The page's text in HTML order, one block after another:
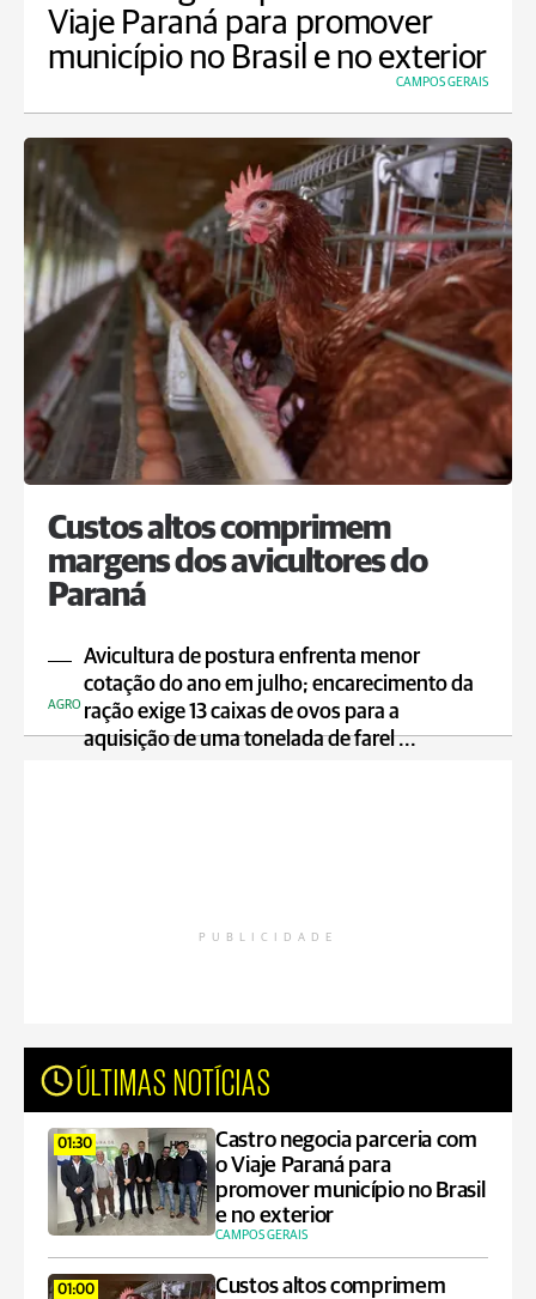
Viaje Paraná para promover
município no Brasil e no exterior
CAMPOS GERAIS
Custos altos comprimem
margens dos avicultores do
Paraná
Avicultura de postura enfrenta menor
cotação do ano em julho; encarecimento da
ração exige 13 caixas de ovos para a
aquisição de uma tonelada de farel ...
AGRO
PUBLICIDADE
ÚLTIMAS NOTÍCIAS
01:30
Castro negocia parceria com
o Viaje Paraná para
promover município no Brasil
e no exterior
CAMPOS GERAIS
01:00
Custos altos comprimem